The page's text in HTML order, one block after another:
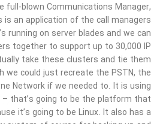
full-blown Communications Manager,
is an application of the call managers
running on server blades and we can
together to support up to 30,000 IP
take these clusters and tie them
we could just recreate the PSTN, the
Network if we needed to. It is using
– that’s going to be the platform that
it’s going to be Linux. It also has a